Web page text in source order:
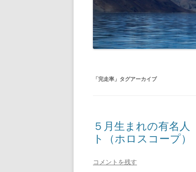
「完走率 」タグアーカイブ
５月生まれの有名
ト（ホロスコープ）
コメントを残す